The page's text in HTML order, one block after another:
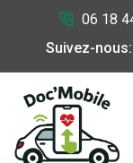
Suivez-nous:
06 18